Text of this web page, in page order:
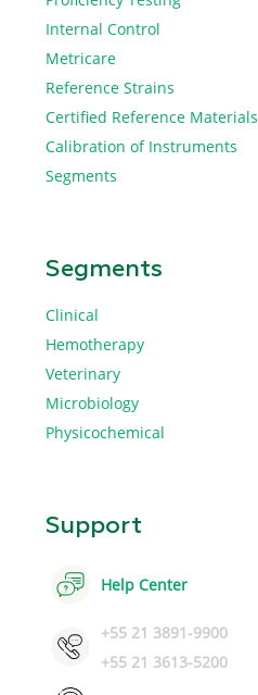
Internal Control
Metricare
Reference Strains
Certified Reference Materials
Calibration of Instruments
Segments
Segments
Clinical
Hemotherapy
Veterinary
Microbiology
Physicochemical
Support
Help Center
+55 21 3891-9900
+55 21 3613-5200